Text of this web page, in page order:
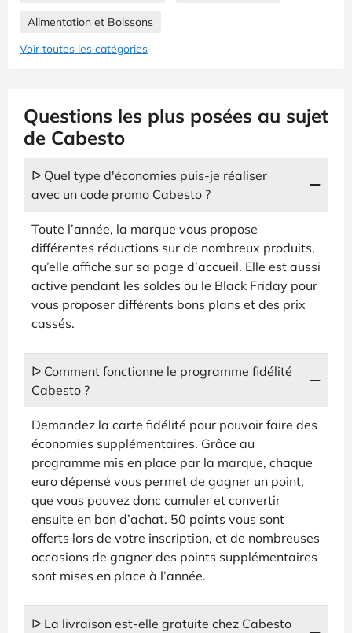
Alimentation et Boissons
Voir toutes les catégories
Questions les plus posées au sujet
de Cabesto
ᐅ Quel type d'économies puis-je réaliser
avec un code promo Cabesto ?
Toute l’année, la marque vous propose
différentes réductions sur de nombreux produits,
qu’elle affiche sur sa page d’accueil. Elle est aussi
active pendant les soldes ou le Black Friday pour
vous proposer différents bons plans et des prix
cassés.
ᐅ Comment fonctionne le programme fidélité
Cabesto ?
Demandez la carte fidélité pour pouvoir faire des
économies supplémentaires. Grâce au
programme mis en place par la marque, chaque
euro dépensé vous permet de gagner un point,
que vous pouvez donc cumuler et convertir
ensuite en bon d’achat. 50 points vous sont
offerts lors de votre inscription, et de nombreuses
occasions de gagner des points supplémentaires
sont mises en place à l’année.
ᐅ La livraison est-elle gratuite chez Cabesto